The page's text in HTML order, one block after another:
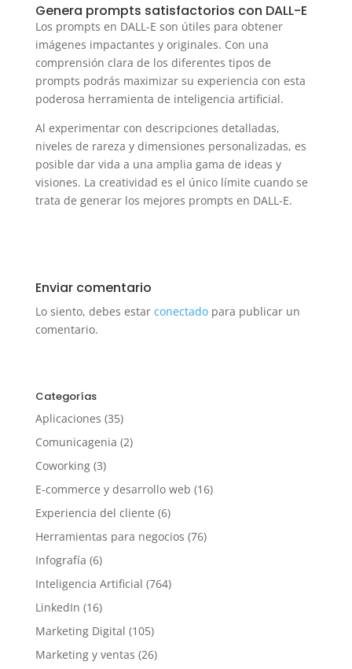
Genera prompts satisfactorios con DALL-E
Los prompts en DALL-E son útiles para obtener
imágenes impactantes y originales. Con una
comprensión clara de los diferentes tipos de
prompts podrás maximizar su experiencia con esta
poderosa herramienta de inteligencia artificial.
Al experimentar con descripciones detalladas,
niveles de rareza y dimensiones personalizadas, es
posible dar vida a una amplia gama de ideas y
visiones. La creatividad es el único límite cuando se
trata de generar los mejores prompts en DALL-E.
Enviar comentario
Lo siento, debes estar conectadopara publicar un
comentario.
Categorías
Aplicaciones (35)
Comunicagenia (2)
Coworking(3)
E-commerce y desarrollo web (16)
Experiencia del cliente (6)
Herramientas para negocios (76)
Infografía (6)
Inteligencia Artificial (764)
LinkedIn (16)
Marketing Digital (105)
Marketing y ventas (26)